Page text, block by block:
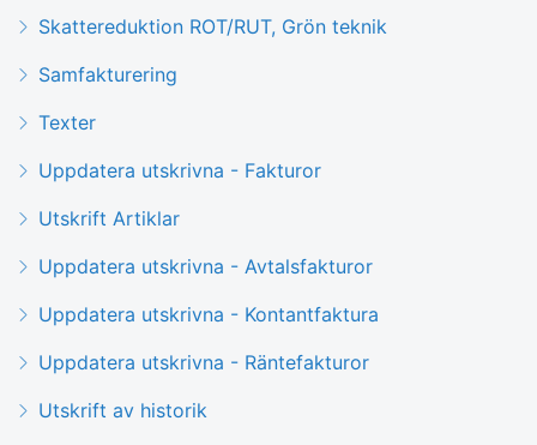
Skattereduktion ROT/RUT, Grön teknik
Samfakturering
Texter
Uppdatera utskrivna - Fakturor
Utskrift Artiklar
Uppdatera utskrivna - Avtalsfakturor
Uppdatera utskrivna - Kontantfaktura
Uppdatera utskrivna - Räntefakturor
Utskrift av historik